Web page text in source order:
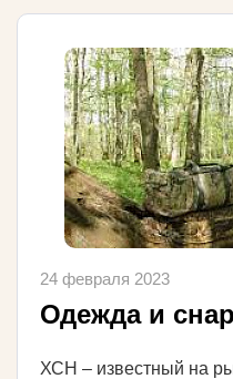
24 февраля 2023
Одежда и
ХСН – известный на